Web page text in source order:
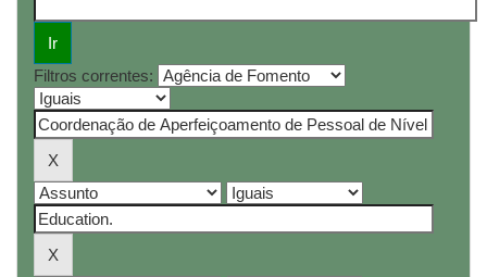
Filtros correntes: